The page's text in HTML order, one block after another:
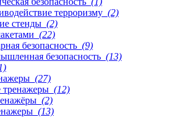
терроризму (2)
стенды (2)
(22)
безопасность (9)
безопасность (13)
(27)
(12)
(2)
(13)